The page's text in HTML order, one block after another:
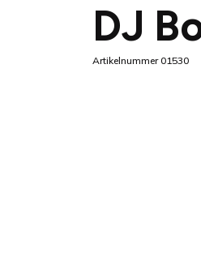
DJ
Artikelnummer 01530